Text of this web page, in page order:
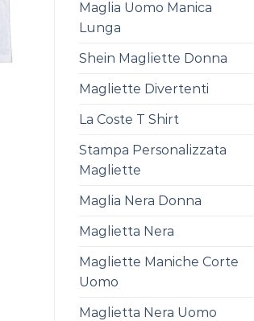
Maglia Uomo Manica
Lunga
Shein Magliette Donna
Magliette Divertenti
La Coste T Shirt
Stampa Personalizzata
Magliette
Maglia Nera Donna
Maglietta Nera
Magliette Maniche Corte
Uomo
Maglietta Nera Uomo